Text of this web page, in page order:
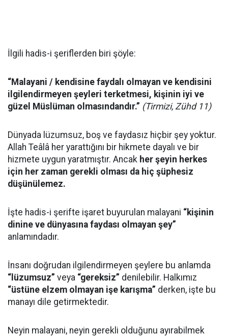
İlgili hadis-i şeriflerden biri şöyle:
“Malayani / kendisine faydalı olmayan ve kendisini
ilgilendirmeyen şeyleri terketmesi, kişinin iyi ve
güzel Müslüman olmasındandır.” (Tirmizi, Zühd 11)
Dünyada lüzumsuz, boş ve faydasız hiçbir şey yoktur.
Allah Teâlâ her yarattığını bir hikmete dayalı ve bir
hizmete uygun yaratmıştır. Ancak her şeyin herkes
için her zaman gerekli olması da hiç şüphesiz
düşünülemez.
İşte hadis-i şerifte işaret buyurulan malayani “kişinin
dinine ve dünyasına faydası olmayan şey”
anlamındadır.
İnsanı doğrudan ilgilendirmeyen şeylere bu anlamda
“lüzumsuz” veya “gereksiz” denilebilir. Halkımız
“üstüne elzem olmayan işe karışma” derken, işte bu
manayı dile getirmektedir.
Neyin malayani, neyin gerekli olduğunu ayırabilmek